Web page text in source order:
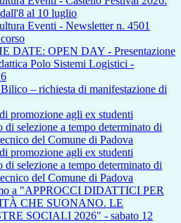
al 10 luglio
Eventi - Newsletter n. 4501
DATE: OPEN DAY - Presentazione
Polo Sistemi Logistici -
– richiesta di manifestazione di
promozione agli ex studenti
di selezione a tempo determinato di
del Comune di Padova
promozione agli ex studenti
di selezione a tempo determinato di
del Comune di Padova
a "APPROCCI DIDATTICI PER
CHE SUONANO. LE
SOCIALI 2026" - sabato 12